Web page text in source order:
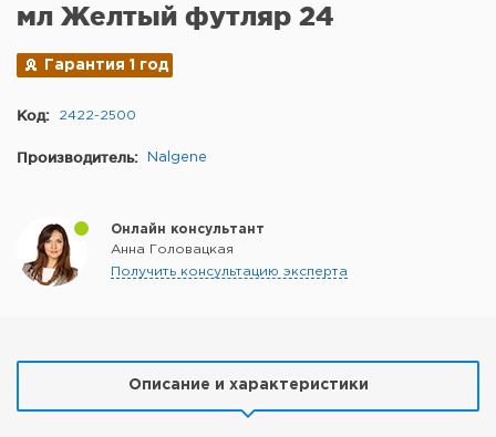
мл Желтый футляр 24
Гарантия 1 год
Код: 2422-2500
Производитель: Nalgene
Онлайн консультант
Анна Головацкая
Получить консультацию эксперта
Описание и характеристики